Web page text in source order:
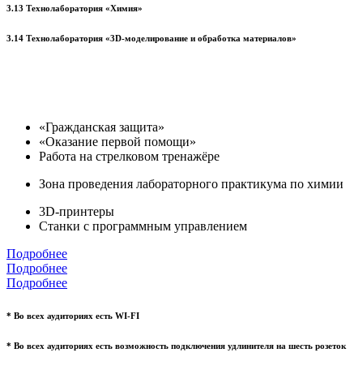
3.13 Технолаборатория «Химия»
3.14 Технолаборатория «3D-моделирование и обработка материалов»
«Гражданская защита»
«Оказание первой помощи»
Работа на стрелковом тренажёре
Зона проведения лабораторного практикума по химии
3D-принтеры
Станки с программным управлением
Подробнее
Подробнее
Подробнее
* Во всех аудиториях есть WI-FI
* Во всех аудиториях есть возможность подключения удлинителя на шесть розеток